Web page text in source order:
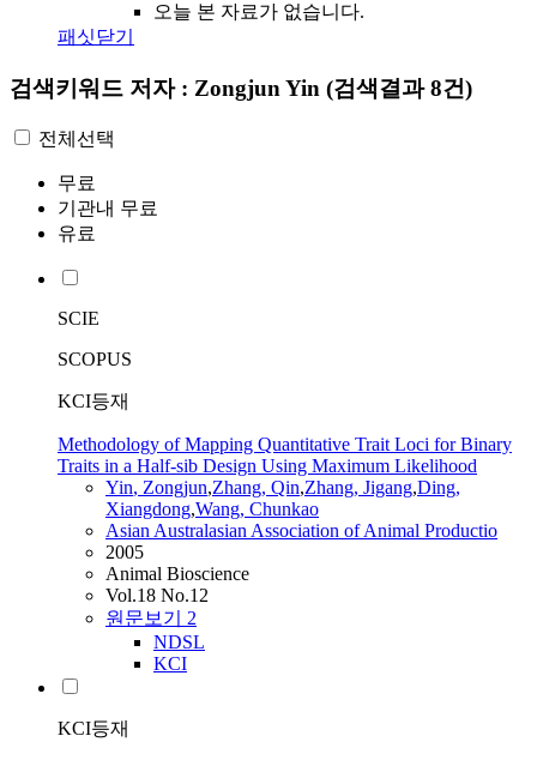
오늘 본 자료가 없습니다.
패싯닫기
검색키워드 저자 : Zongjun Yin (검색결과 8건)
전체선택
무료
기관내 무료
유료
SCIE
SCOPUS
KCI등재
Methodology of Mapping Quantitative Trait Loci for Binary
Traits in a Half-sib Design Using Maximum Likelihood
Yin, Zongjun,Zhang, Qin,Zhang, Jigang,Ding,
Xiangdong,Wang, Chunkao
Asian Australasian Association of Animal Productio
2005
Animal Bioscience
Vol.18 No.12
원문보기 2
NDSL
KCI
KCI등재